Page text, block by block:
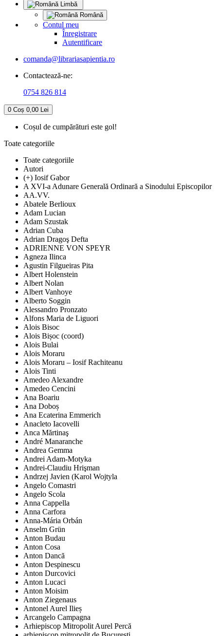
Limbă
Română
Contul meu
Înregistrare
Autentificare
comanda@librariasapientia.ro
Contactează-ne:
0754 826 814
0 Coș 0,00 Lei
Coșul de cumpărături este gol!
Toate categoriile
Toate categoriile
Autori
(+) Iosif Gabor
A XVI-a Adunare Generală Ordinară a Sinodului Episcopilor
AA.VV.
Abatele Berlioux
Adam Lucian
Adam Szustak
Adrian Cuba
Adrian Dragoş Defta
ADRIENNE VON SPEYR
Agneza Ilinca
Agustin Filgueiras Pita
Albert Holenstein
Albert Nolan
Albert Vanhoye
Alberto Soggin
Alessandro Pronzato
Alfons Maria de Liguori
Alois Bisoc
Alois Bișoc (coord)
Alois Bulai
Alois Moraru
Alois Moraru – Iosif Rachiteanu
Alois Tinti
Amedeo Alexandre
Amedeo Cencini
Ana Boariu
Ana Doboș
Ana Ecaterina Emmerich
Anacleto Iacovelli
Anca Mărtinaş
André Manaranche
Andrea Gemma
Andrei Adam-Motyka
Andrei-Claudiu Hrişman
Andrzej Javien (Karol Wojtyla
Angelo Comastri
Angelo Scola
Anna Cappella
Anna Carfora
Anna-Mária Orbán
Anselm Grün
Anton Budau
Anton Cosa
Anton Dancă
Anton Despinescu
Anton Durcovici
Anton Lucaci
Anton Moisim
Anton Ziegenaus
Antonel Aurel Ilieș
Arcangelo Campagna
Arhiepiscop Mitropolit Aurel Percă